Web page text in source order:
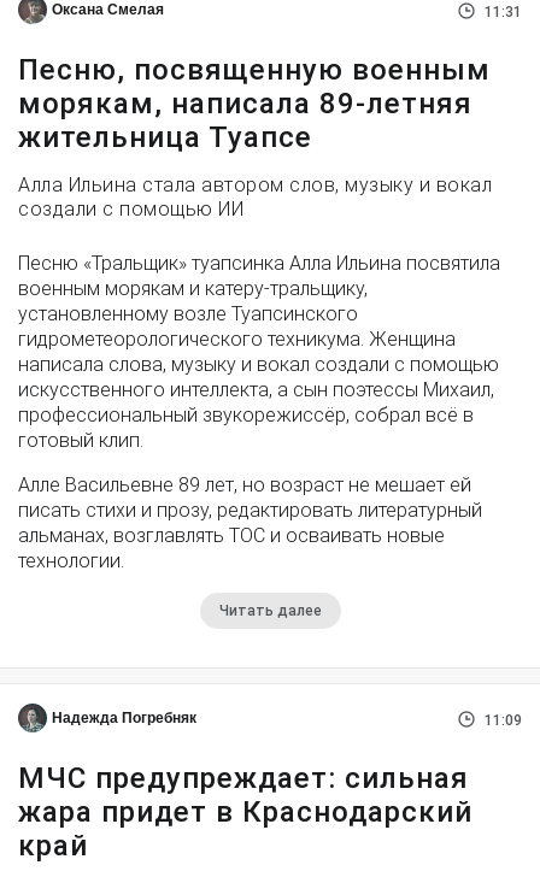
Оксана Смелая 11:31
Песню, посвященную военным
морякам, написала 89-летняя
жительница Туапсе
Алла Ильина стала автором слов, музыку и вокал
создали с помощью ИИ
Песню «Тральщик» туапсинка Алла Ильина посвятила
военным морякам и катеру-тральщику,
установленному возле Туапсинского
гидрометеорологического техникума. Женщина
написала слова, музыку и вокал создали с помощью
искусственного интеллекта, а сын поэтессы Михаил,
профессиональный звукорежиссёр, собрал всё в
готовый клип.
Алле Васильевне 89 лет, но возраст не мешает ей
писать стихи и прозу, редактировать литературный
альманах, возглавлять ТОС и осваивать новые
технологии.
Читать далее
Надежда Погребняк 11:09
МЧС предупреждает: сильная
жара придет в Краснодарский
край